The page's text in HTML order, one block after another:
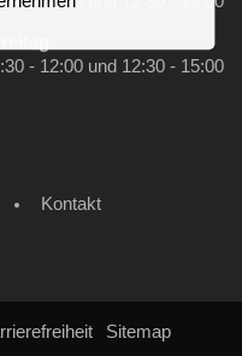
- 12:00 und 12:30 - 15:00
Kontakt
Sitemap